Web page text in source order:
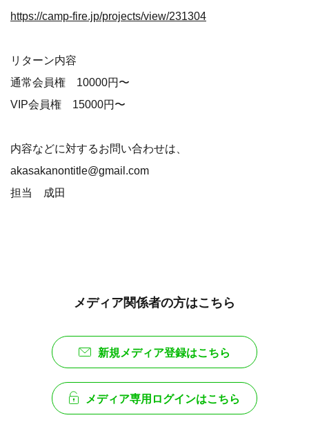
https://camp-fire.jp/projects/view/231304
リターン内容
通常会員権 10000円〜
VIP会員権 15000円〜
内容などに対するお問い合わせは、
akasakanontitle@gmail.com
担当 成田
メディア関係者の方はこちら
新規メディア登録はこちら
メディア専用ログインはこちら